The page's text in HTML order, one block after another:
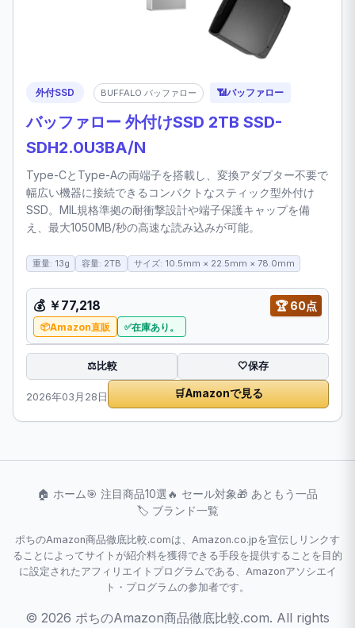
外付SSD BUFFALO バッファロー 📶バッファロー
バッファロー 外付けSSD 2TB SSD-
SDH2.0U3BA/N
Type-CとType-Aの両端子を搭載し、変換アダプター不要で
幅広い機器に接続できるコンパクトなスティック型外付け
SSD。MIL規格準拠の耐衝撃設計や端子保護キャップを備
え、最大1050MB/秒の高速な読み込みが可能。
重量: 13g 容量: 2TB サイズ: 10.5mm × 22.5mm × 78.0mm
💰 ￥77,218 🏆60点
Amazon直販 在庫あり。
⚖️比較 🤍保存
2026年03月28日 🛒Amazonで見る
🏠 ホーム🎯 注目商品10選🔥 セール対象🎁 あともう一品
🏷️ ブランド一覧
ポちのAmazon商品徹底比較.comは、Amazon.co.jpを宣伝しリンクす
ることによってサイトが紹介料を獲得できる手段を提供することを目的
に設定されたアフィリエイトプログラムである、Amazonアソシエイ
ト・プログラムの参加者です。
© 2026 ポちのAmazon商品徹底比較.com. All rights